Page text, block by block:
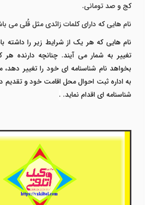
کج و صد تومانی.
نام هایی که دارای کلمات زائدی مثل قُلی می
نام هایی که هر یک از شرایط زیر را داشته
تغییر به شمار می آیند. چنانچه دارنده هر
بخواهد نام شناسنامه ای خود را تغییر دهد،
به اداره ثبت احوال محل اقامت خود و تقدیم
شناسنامه ای اقدام نماید..